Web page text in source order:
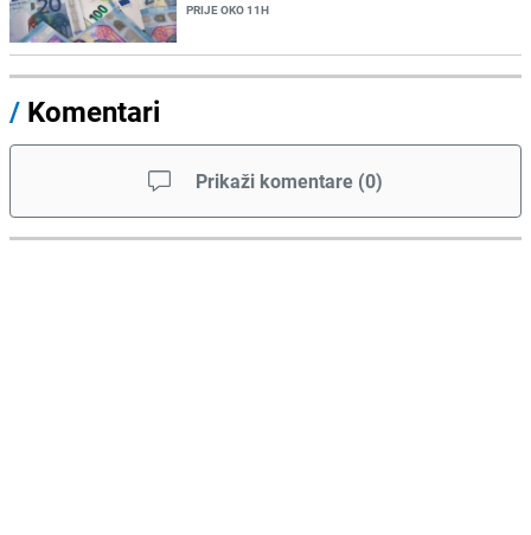
PRIJE OKO 11H
/ Komentari
Prikaži komentare (0)